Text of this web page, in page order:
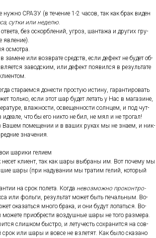
нуж­но СРА­ЗУ (в те­чение 1-2 ча­сов, так как брак ви­ден
сут­ки или не­делю.
без ос­кор­бле­ний, уг­роз, шан­та­жа и дру­гих гру­
яв­ле­ние).
ос­мотра.
за­мене или воз­вра­те средств, ес­ли де­фект не бу­дет об­
за­вод­ским, или де­фект по­явил­ся в ре­зуль­та­те
ста­ра­ем­ся до­нес­ти прос­тую ис­ти­ну, га­ран­ти­ровать
толь­ко, ес­ли этот шар бу­дет ле­тать у Нас в ма­гази­не,
влаж­ности, ос­ве­щен­ности сол­нцем, и под чут­
что бы его ник­то не бил, не мял и не тро­гал!
Ва­шем по­меще­нии и в ва­ших ру­ках мы не зна­ем, и ник­
зна­чения.
ша­рики ге­ли­ем
не­сет кли­ент, так как ша­ры выб­ра­ны им. Вот по­чему мы
ша­ры (при на­дува­нии мы тра­тим ге­лий, ко­торый
на срок по­лета. Ког­да не­воз­можно про­кон­тро­
или фоль­ги, ре­зуль­тат мо­жет быть пе­чаль­ным. Во-
ока­зать­ся мно­го бра­ка, и они бу­дут ло­пать­ся. Во-
при­об­рести воз­душные ша­ры не то­го раз­ме­ра.
слиш­ком быс­тро, и ле­тучесть сох­ра­нит­ся на сов­
или ша­ры и вов­се не взле­тят. Как бы­ло ска­зано